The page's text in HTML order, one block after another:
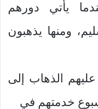
يأتي دورهم
ومنها يذهبون
عليهم الذهاب إلى
خدمتهم في